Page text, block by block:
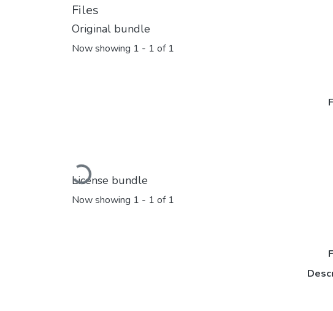
Files
Original bundle
Now showing 1 - 1 of 1
Loading...
License bundle
Now showing 1 - 1 of 1